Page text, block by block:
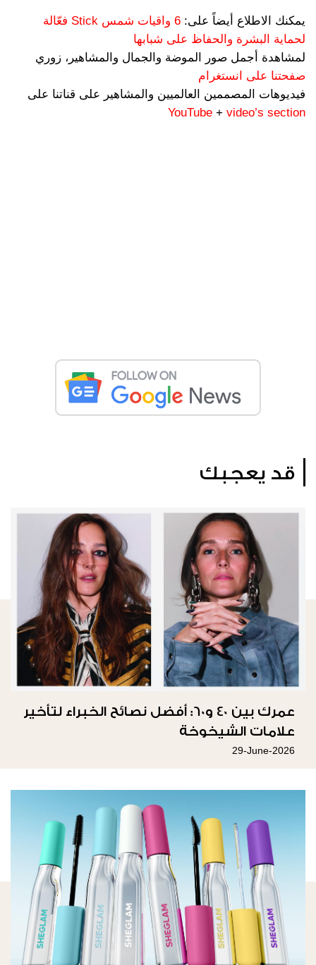
يمكنك الاطلاع أيضاً على:
6 واقيات شمس Stick فعّالة
لحماية البشرة والحفاظ على شبابها
لمشاهدة أجمل صور الموضة والجمال والمشاهير، زوري
صفحتنا على انستغرام
فيديوهات المصممين العالميين والمشاهير على قناتنا على
YouTube + video’s section
قد يعجبك
عمرك بين 40 و60: أفضل نصائح الخبراء لتأخير
علامات الشيخوخة
29-June-2026